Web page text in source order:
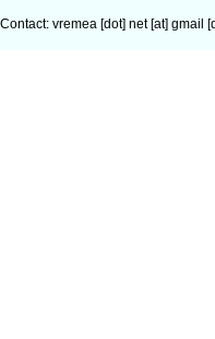
Contact: vremea [dot] net [at] gmail